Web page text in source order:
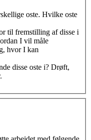
oste. Hvilke oste
til fremstilling af disse i
I vil måle
hvor I kan
disse oste i? Drøft,